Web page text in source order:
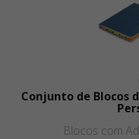
Conjunto de Blocos
Blocos com